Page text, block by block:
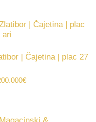
| Čajetina | plac 27
€